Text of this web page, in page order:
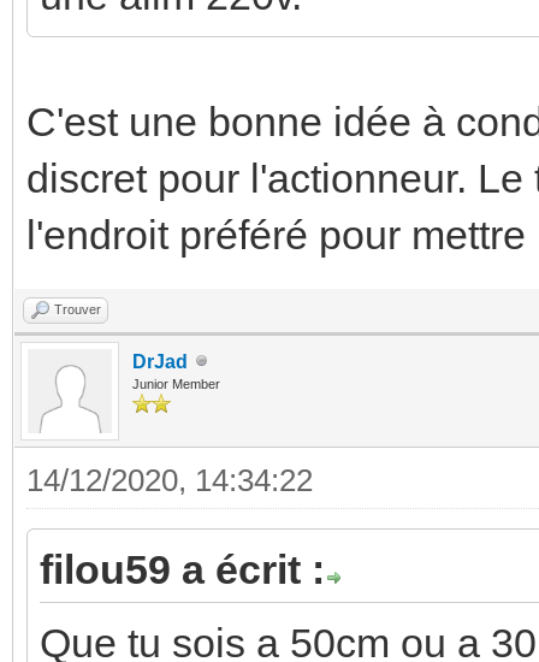
C'est une bonne idée à
discret pour l'actionneur.
l'endroit préféré pour
Trouver
DrJad
Junior Member
14/12/2020, 14:34:22
filou59 a écrit :
Que tu sois a 50cm ou a